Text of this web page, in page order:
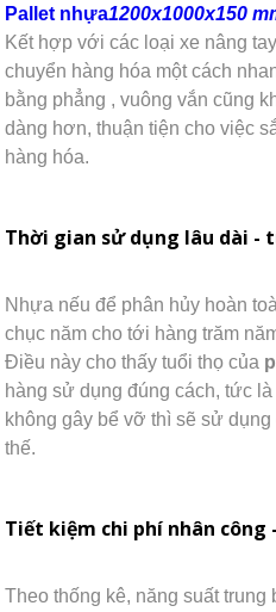
Pallet nhựa1200x1000x150
Kết hợp với các loại xe nâng
chuyển hàng hóa một cách
bằng phẳng , vuông vắn cũng
dàng hơn, thuận tiện cho việc
hàng hóa.
Thời gian sử dụng lâu dài -
Nhựa nếu để phân hủy hoàn
chục năm cho tới hàng trăm
Điều này cho thấy tuổi thọ của
hàng sử dụng đúng cách, tức
không gây bể vỡ thì sẽ sử
thế.
Tiết kiệm chi phí nhân
Theo thống kê, năng suất trung